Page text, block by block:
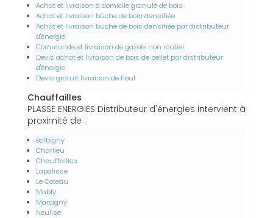
Achat et livraison à domicile granulé de bois
Achat et livraison bûche de bois densifiée
Achat et livraison bûche de bois densifiée par distributeur
d'énergie
Commande et livraison de gazole non routier
Devis achat et livraison de bois de pellet par distributeur
d'énergie
Devis gratuit livraison de fioul
Chauffailles
PLASSE ENERGIES Distributeur d'énergies intervient à
proximité de :
Balbigny
Charlieu
Chauffailles
Lapalisse
Le Coteau
Mably
Marcigny
Neulise